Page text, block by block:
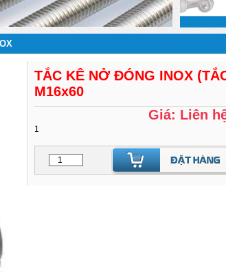
TẮC KÊ NỞ ĐÓNG INOX
M16x60
Giá: Liên
1